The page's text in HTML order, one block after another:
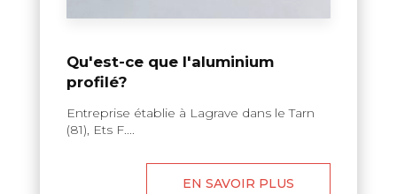
Qu'est-ce que l'aluminium
profilé?
Entreprise établie à Lagrave dans le Tarn
(81), Ets F....
EN SAVOIR PLUS